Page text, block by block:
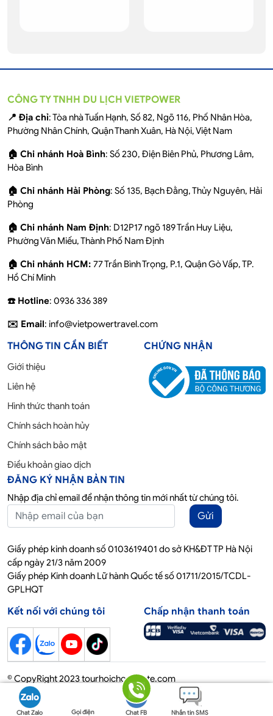
Chat Zalo Gọi điện Chat FB Nhắn tin SMS
CÔNG TY TNHH DU LỊCH VIETPOWER
📍 Địa chỉ: Tòa nhà Tuấn Hạnh, Số 82, Ngõ 116, Phố Nhân Hòa,
Phường Nhân Chính, Quận Thanh Xuân, Hà Nội, Việt Nam
🏠 Chi nhánh Hoà Bình: Số 230, Điện Biên Phủ, Phương Lâm,
Hòa Bình
🏠 Chi nhánh Hải Phòng: Số 135, Bạch Đằng, Thủy Nguyên, Hải
Phòng
🏠 Chi nhánh Nam Định: D12P17 ngõ 189 Trần Huy Liệu,
Phường Văn Miếu, Thành Phố Nam Định
🏠 Chi nhánh HCM: 77 Trần Bình Trọng, P.1, Quận Gò Vấp, TP.
Hồ Chí Minh
☎️ Hotline: 0936 336 389
✉️ Email: info@vietpowertravel.com
THÔNG TIN CẦN BIẾT
Giới thiệu
Liên hệ
Hình thức thanh toán
Chính sách hoàn hủy
Chính sách bảo mật
Điều khoản giao dịch
CHỨNG NHẬN
ĐĂNG KÝ NHẬN BẢN TIN
Nhập địa chỉ email để nhận thông tin mới nhất từ chúng tôi.
Gửi
Giấy phép kinh doanh số 0103619401 do sở KH&ĐT TP Hà Nội
cấp ngày 21/3 năm 2009
Giấy phép Kinh doanh Lữ hành Quốc tế số 01711/2015/TCDL-
GPLHQT
Kết nối với chúng tôi Chấp nhận thanh toán
© CopyRight 2023 tourhoichoquocte.com